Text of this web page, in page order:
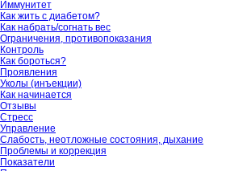
Иммунитет
Как жить с диабетом?
Как набрать/согнать вес
Ограничения, противопоказания
Контроль
Как бороться?
Проявления
Уколы (инъекции)
Как начинается
Отзывы
Стресс
Управление
Слабость, неотложные состояния, дыхание
Проблемы и коррекция
Показатели